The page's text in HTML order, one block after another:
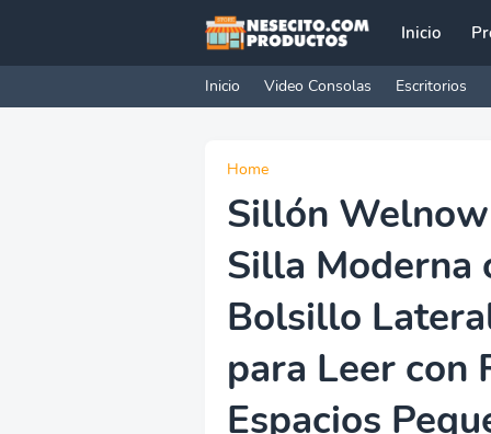
Inicio
Inicio Video Consolas Escritorios
Home
Sillón
Silla Moderna
Bolsillo
para Leer con
Espacios